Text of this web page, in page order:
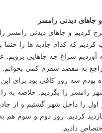
دیدنی رامسر
كردیم و جاهای دیدنی رامسر را
كردیم كه كدام جاذبه ها را حتما
سراغ چه جاهایی برویم.
راجع به مقصد سفرم كمی
بودم سه روز كافی بود برای
رامسر را بگردیم. خلاصه به
را داخل شهر گشتیم و از
كردیم. روز دوم و سوم هم
دادیم.